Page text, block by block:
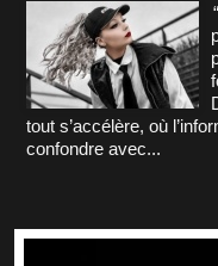
tout s’accélère, où
confondre avec...